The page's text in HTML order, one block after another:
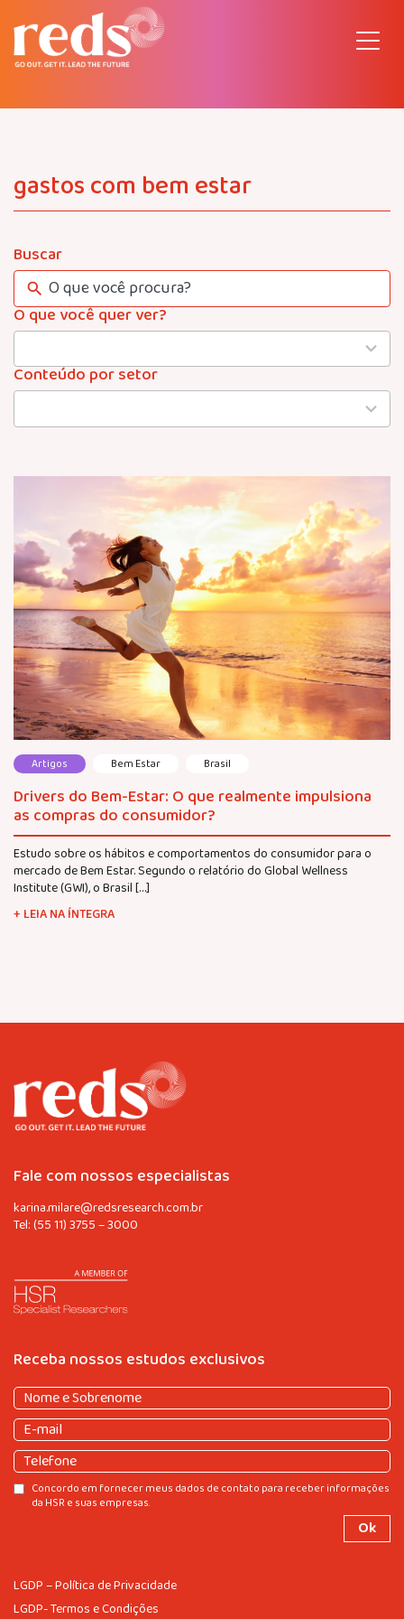
para
conteúdo
gastos com bem estar
Buscar
O que você quer ver?
4
results
Conteúdo por setor
22
results
Artigos Bem Estar Brasil
Drivers do Bem-Estar: O que realmente impulsiona
as compras do consumidor?
Estudo sobre os hábitos e comportamentos do consumidor para o
mercado de Bem Estar. Segundo o relatório do Global Wellness
Institute (GWI), o Brasil […]
+ LEIA NA ÍNTEGRA
LGDP – Política de Privacidade
LGDP- Termos e Condições
Fale com nossos especialistas
karina.milare@redsresearch.com.br
Tel:(55 11) 3755 – 3000
Receba nossos estudos exclusivos
Nome
e
Sobrenome(obrigatório)
Nome
e
Sobrenome
E-
mail(obrigatório)
Telefone
Consentir
Concordo em fornecer meus dados de contato para receber informações
da HSR e suas empresas.